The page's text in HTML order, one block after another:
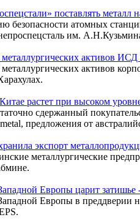
поставлять металл
безопасности атомных
им.
активов ИСД
активов
растет при высоком
сдержанный
предложения от
экспорт
металлургические
Европы царит затишье
Европы в преддверии